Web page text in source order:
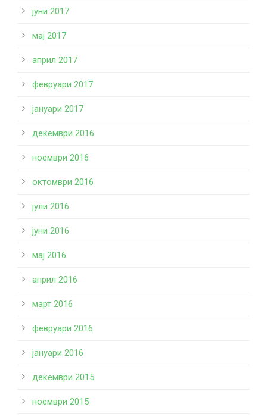
јуни 2017
мај 2017
април 2017
февруари 2017
јануари 2017
декември 2016
ноември 2016
октомври 2016
јули 2016
јуни 2016
мај 2016
април 2016
март 2016
февруари 2016
јануари 2016
декември 2015
ноември 2015